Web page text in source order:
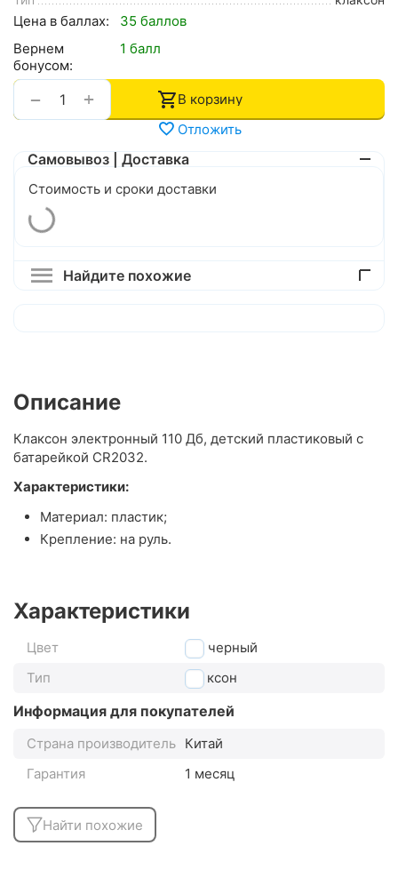
Цена в баллах:
35 баллов
Вернем
бонусом:
1 балл
+
−
В корзину
Отложить
Самовывоз | Доставка
Стоимость и сроки доставки
Найдите похожие
Описание
Клаксон электронный 110 Дб, детский пластиковый с
батарейкой CR2032.
Характеристики:
Материал: пластик;
Крепление: на руль.
Характеристики
Цвет
черный
Тип
клаксон
Информация для покупателей
Страна производитель Китай
Гарантия
1 месяц
Найти похожие